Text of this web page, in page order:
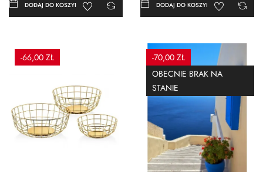
DODAJ DO KOSZYKA DODAJ DO KOSZYKA
-66,00 ZŁ
-70,00 ZŁ
OBECNIE BRAK NA
STANIE